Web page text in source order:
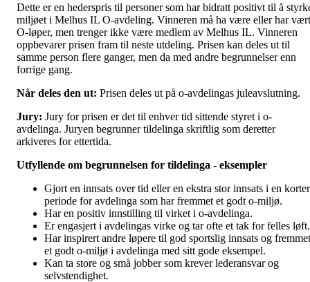
Dette er en hederspris til personer som har bidratt positivt til å
miljøet i Melhus IL O-avdeling. Vinneren må ha være eller har vært
O-løper, men trenger ikke være medlem av Melhus IL. Vinneren
oppbevarer prisen fram til neste utdeling. Prisen kan deles ut til
samme person flere ganger, men da med andre begrunnelser enn
forrige gang.
Når deles den ut: Prisen deles ut på o-avdelingas juleavslutning.
Jury: Jury for prisen er det til enhver tid sittende styret i o-
avdelinga. Juryen begrunner tildelinga skriftlig som deretter
arkiveres for ettertida.
Utfyllende om begrunnelsen for tildelinga - eksempler
Gjort en innsats over tid eller en ekstra stor innsats i en
periode for avdelinga som har fremmet et godt o-miljø.
Har en positiv innstilling til virket i o-avdelinga.
Er engasjert i avdelingas virke og tar ofte et tak for felles løft.
Har inspirert andre løpere til god sportslig innsats og fremmet
et godt o-miljø i avdelinga med sitt gode eksempel.
Kan ta store og små jobber som krever lederansvar og
selvstendighet.